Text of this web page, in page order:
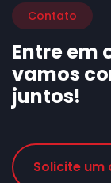
Contato
Entre em
vamos
juntos!
Solicite